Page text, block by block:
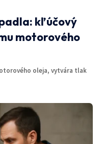
kľúčový
motorového
oleja, vytvára tlak